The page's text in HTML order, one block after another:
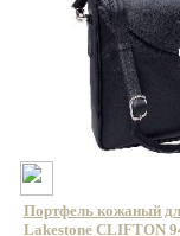
Портфель кожаный
Lakestone CLIFTON